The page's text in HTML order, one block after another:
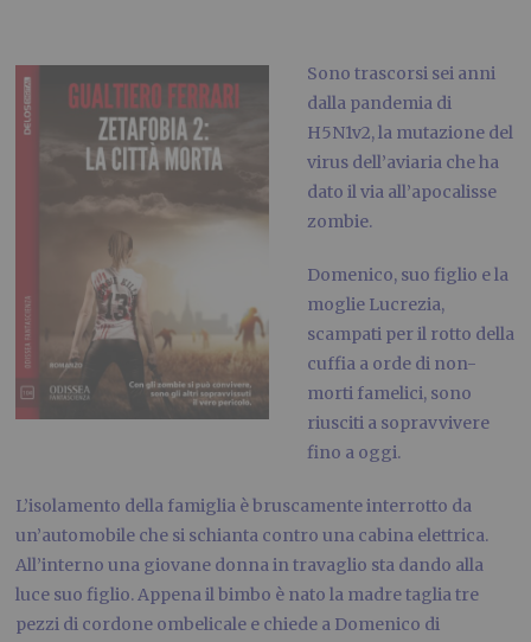
Sono trascorsi sei anni
dalla pandemia di
H5N1v2, la mutazione del
virus dell’aviaria che ha
dato il via all’apocalisse
zombie.
Domenico, suo figlio e la
moglie Lucrezia,
scampati per il rotto della
cuffia a orde di non-
morti famelici, sono
riusciti a sopravvivere
fino a oggi.
L’isolamento della famiglia è bruscamente interrotto da
un’automobile che si schianta contro una cabina elettrica.
All’interno una giovane donna in travaglio sta dando alla
luce suo figlio. Appena il bimbo è nato la madre taglia tre
pezzi di cordone ombelicale e chiede a Domenico di